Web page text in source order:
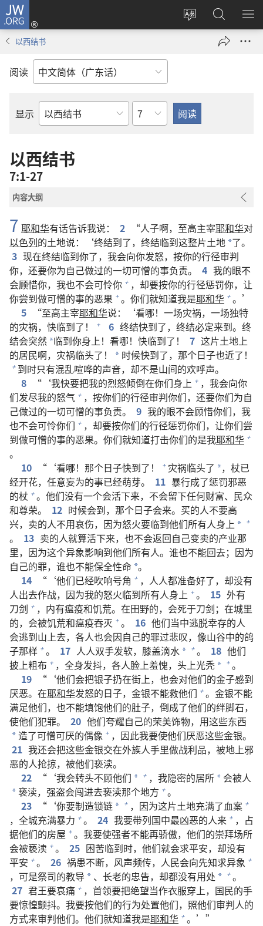
JW.ORG
更
登
录
（打
搜
索
JW.ORG
显
以西结书
阅读
显示
圣
经
卷
章
以西结书
7:1-27
内容大纲
7 耶和华有话告诉我说： 2 “人子啊，至高主宰耶和华对
以色列的土地说：‘终结到了，终结临到这整片土地 *了。
3 现在终结临到你了，我会向你发怒，按你的行径审判
你，还要你为自己做过的一切可憎的事负责。
4 我的眼不
会顾惜你，我也不会可怜你 + ，却要按你的行径惩罚你，让
你尝到做可憎的事的恶果 + 。你们就知道我是耶和华 + 。’
5
“至高主宰耶和华说：‘看哪！一场灾祸，一场独特
的灾祸，快临到了！
+ 6 终结快到了，终结必定来到。终
结会突然 *临到你身上！看哪！快临到了！ 7 这片土地上
的居民啊，灾祸临头了！
* 时候快到了，那个日子也近了！
+ 到时只有混乱喧哗的声音，却不是山间的欢呼声。
8
“‘我快要把我的烈怒倾倒在你们身上 + ，我会向你
们发尽我的怒气 + ，按你们的行径审判你们，还要你们为自
己做过的一切可憎的事负责。
9 我的眼不会顾惜你们，我
也不会可怜你们 + ，却要按你们的行径惩罚你们，让你们尝
到做可憎的事的恶果。你们就知道打击你们的是我耶和华 +
。
10
“‘看哪！那个日子快到了！ + 灾祸临头了 *，杖已
经开花，任意妄为的事已经萌芽。
11 暴行成了惩罚邪恶
的杖 + 。他们没有一个会活下来，不会留下任何财富、民众
和尊荣。
12 时候会到，那个日子会来。买的人不要高
兴，卖的人不用哀伤，因为怒火要临到他们所有人身上 * +
。 13 卖的人就算活下来，也不会返回自己变卖的产业那
里，因为这个异象影响到他们所有人。谁也不能回去；因为
自己的罪，谁也不能保全性命 *。
14
“‘他们已经吹响号角 + ，人人都准备好了，却没有
人出去作战，因为我的怒火临到所有人身上 + 。 15 外有
刀剑 + ，内有瘟疫和饥荒。在田野的，会死于刀剑；在城里
的，会被饥荒和瘟疫吞灭 + 。 16 他们当中逃脱幸存的人
会逃到山上去，各人也会因自己的罪过悲叹，像山谷中的鸽
子那样 + 。 17 人人双手发软，膝盖滴水 * + 。 18 他们
披上粗布 + ，全身发抖，各人脸上羞愧，头上光秃 * + 。
19
“‘他们会把银子扔在街上，也会对他们的金子感到
厌恶。在耶和华发怒的日子，金银不能救他们 + 。金银不能
满足他们，也不能填饱他们的肚子，倒成了他们的绊脚石，
使他们犯罪。
20 他们夸耀自己的荣美饰物，用这些东西
*造了可憎可厌的偶像 + ，因此我要使他们厌恶这些金银。
21 我还会把这些金银交在外族人手里做战利品，被地上邪
恶的人抢掠，被他们亵渎。
22
“‘我会转头不顾他们 * + ，我隐密的居所 * 会被人
*亵渎，强盗会闯进去亵渎那个地方 + 。
23
“‘你要制造锁链 * + ，因为这片土地充满了血案 +
，全城充满暴力 + 。 24 我要带列国中最凶恶的人来 + ，占
据他们的房屋 + 。我要使强者不能再骄傲，他们的崇拜场所
会被亵渎 + 。 25 困苦临到时，他们就会求平安，却没有
平安 + 。 26 祸患不断，风声频传，人民会向先知求异象 +
，可是祭司的教导 * 、长老的忠告，却都没有用处 * + 。
27 君王要哀痛 + ，首领要把绝望当作衣服穿上，国民的手
要惊惶颤抖。我要按他们的行为处置他们，照他们审判人的
方式来审判他们。他们就知道我是耶和华 + 。’”